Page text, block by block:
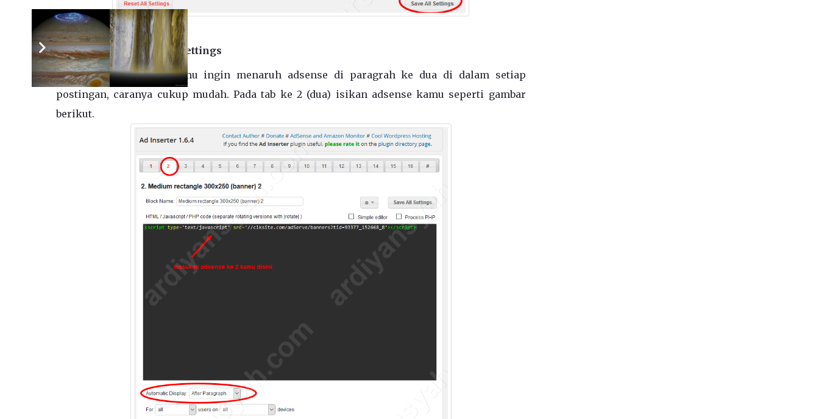
Jika sudah KlikSave All Settings
Berikutnya misalkan kamu ingin menaruh adsense di paragrah ke dua di dalam setiap
postingan, caranya cukup mudah. Pada tab ke 2 (dua) isikan adsense kamu seperti gambar
berikut.